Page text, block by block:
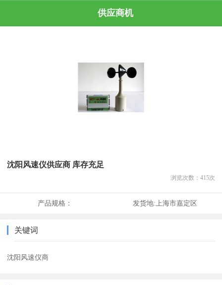
供应商机
沈阳风速仪供应商 库存充足
浏览次数： 415次
产品规格： 发货地:上海市嘉定区
关键词
沈阳风速仪商